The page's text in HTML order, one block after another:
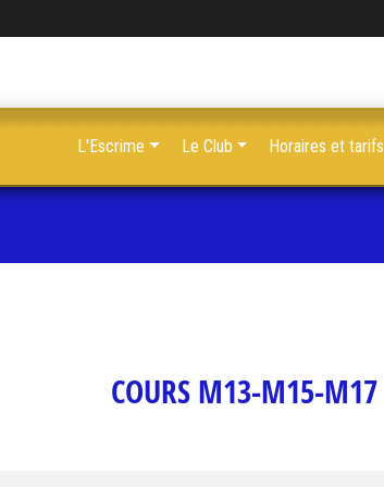
COURS M13-M15-M17
L'Escrime Le Club Horaires et tarifs